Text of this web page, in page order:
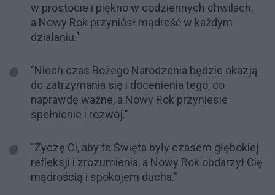
w prostocie i piękno w codziennych chwilach,
a Nowy Rok przyniósł mądrość w każdym
działaniu."
"Niech czas Bożego Narodzenia będzie okazją
do zatrzymania się i docenienia tego, co
naprawdę ważne, a Nowy Rok przyniesie
spełnienie i rozwój."
"Życzę Ci, aby te Święta były czasem głębokiej
refleksji i zrozumienia, a Nowy Rok obdarzył Cię
mądrością i spokojem ducha."